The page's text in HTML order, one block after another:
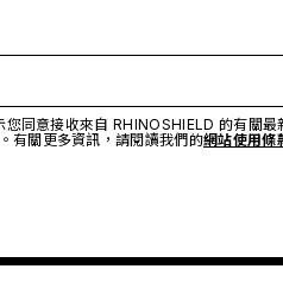
您同意接收來自 RHINOSHIELD 的有關
有關更多資訊，請閱讀我們的網站使用條